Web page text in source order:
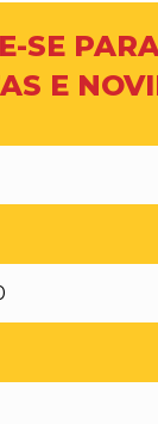
SE
E